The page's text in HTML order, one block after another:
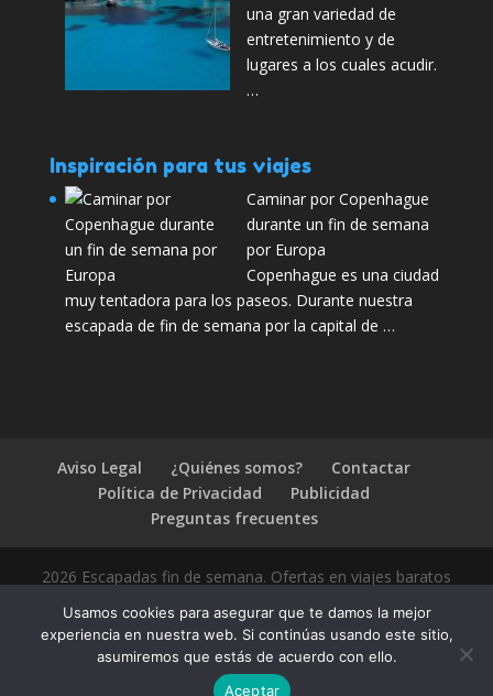
una gran variedad de
entretenimiento y de
lugares a los cuales acudir.
…
Inspiración para tus viajes
Caminar por Copenhague
durante un fin de semana
por Europa
Copenhague es una ciudad
muy tentadora para los paseos. Durante nuestra
escapada de fin de semana por la capital de …
Aviso Legal ¿Quiénes somos?
Contactar
Política de Privacidad
Publicidad
Preguntas frecuentes
2026 Escapadas fin de semana. Ofertas en viajes baratos
Usamos cookies para asegurar que te damos la mejor
experiencia en nuestra web. Si continúas usando este sitio,
asumiremos que estás de acuerdo con ello.
Aceptar